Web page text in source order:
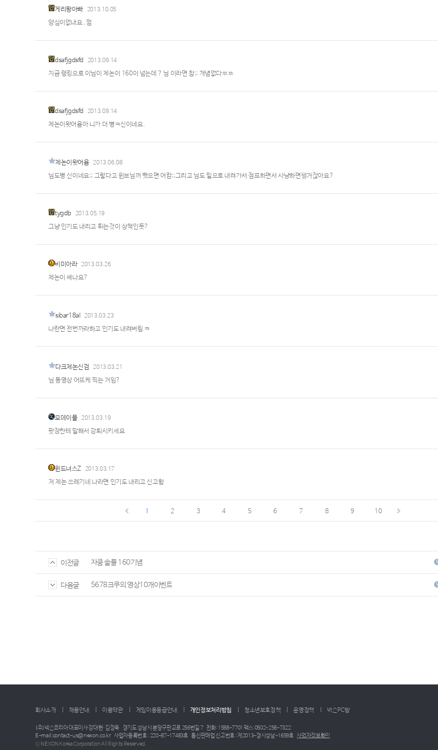
게리왕아빠 2013.10.05
양심이없내요..쩝
dsafjgdsfd 2013.09.14
지금 랭킹으로 이님이 제논이 160이 넘는데 ? 님 이라면 참;; 개념없다ㅉㅉ
dsafjgdsfd 2013.09.14
제논이왓어욤아 니가 더 병ㅋ신이네요.
제논이왓어욤 2013.06.08
님도병 신이네요;; 그렇다고 윈브님꺼 뺏으면 어캄;;그리고 님도 밑으로 내려가서 점프하면서 사냥하면됄거잖아요?
tygdb 2013.05.19
그냥 인기도 내리고 튀는것이 상책인듯?
비미아라 2013.03.26
제논이 쌔나요?
sibar18al 2013.03.23
나란면 전번까라하고 인기도 내려버림 ㅋ
다크제논신검 2013.03.21
님 동영상 어뜨케 찍는 거임?
모데이플 2013.03.19
팟장한테 말해서 강퇴시키세요
윈드너스Z 2013.03.17
저 제논 쓰레기네 나라면 인기도 내리고 신고함
1 2 3 4 5 6 7 8 9 10
이전글 자쿰 솔플 160기념
다음글 5678크쿠의 영상10개이벤트
회사소개 채용안내 이용약관 게임이용등급안내 개인정보처리방침 청소년보호정책 운영정책 넥슨PC방
(주)넥슨코리아 대표이사 강대현·김정욱 경기도 성남시 분당구판교로 256번길 7 전화: 1588-7701 팩스:0502-258-7322
E-mail:contact-us@nexon.co.kr 사업자등록번호 : 220-87-17483호 통신판매업 신고번호 : 제2013-경시성남-1659호 사업자정보확인
ⓒ NEXON Korea Corporation All Rights Reserved.